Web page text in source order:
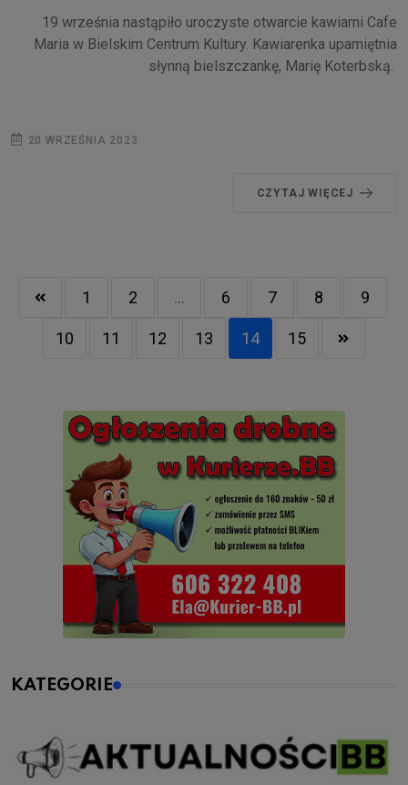
19 września nastąpiło uroczyste otwarcie kawiarni Cafe
Maria w Bielskim Centrum Kultury. Kawiarenka upamiętnia
słynną bielszczankę, Marię Koterbską.
20 WRZEŚNIA 2023
CZYTAJ WIĘCEJ
1 2 ... 6 7 8 9
10 11 12 13 14 15
KATEGORIE